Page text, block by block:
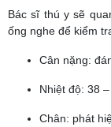
Bác sĩ thú y sẽ
ống nghe để kiểm
Cân nặng:
Nhiệt độ: 38
Chân: phát